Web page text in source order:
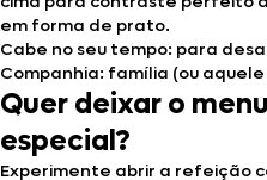
em forma de prato.
Cabe no seu tempo: para
Companhia: família (ou
Quer deixar o
especial?
Experimente abrir a refeição